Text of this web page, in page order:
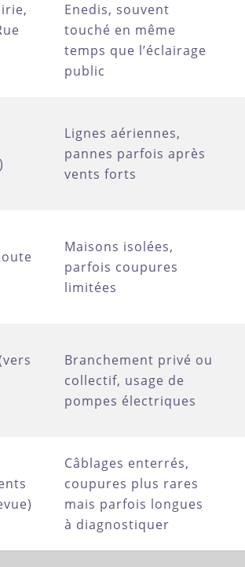
Enedis, souvent
touché en même
temps que l’éclairage
public
Lignes aériennes,
pannes parfois après
vents forts
Maisons isolées,
parfois coupures
limitées
Branchement privé ou
collectif, usage de
pompes électriques
Câblages enterrés,
coupures plus rares
mais parfois longues
à diagnostiquer